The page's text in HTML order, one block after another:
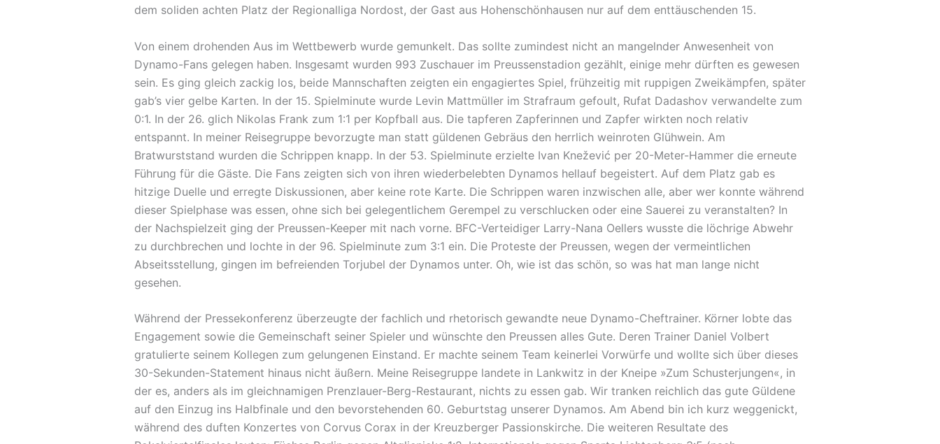
dem soliden achten Platz der Regionalliga Nordost, der Gast aus Hohenschönhausen nur auf dem enttäuschenden 15.
Von einem drohenden Aus im Wettbewerb wurde gemunkelt. Das sollte zumindest nicht an mangelnder Anwesenheit von
Dynamo-Fans gelegen haben. Insgesamt wurden 993 Zuschauer im Preussenstadion gezählt, einige mehr dürften es gewesen
sein. Es ging gleich zackig los, beide Mannschaften zeigten ein engagiertes Spiel, frühzeitig mit ruppigen Zweikämpfen, später
gab’s vier gelbe Karten. In der 15. Spielminute wurde Levin Mattmüller im Strafraum gefoult, Rufat Dadashov verwandelte zum
0:1. In der 26. glich Nikolas Frank zum 1:1 per Kopfball aus. Die tapferen Zapferinnen und Zapfer wirkten noch relativ
entspannt. In meiner Reisegruppe bevorzugte man statt güldenen Gebräus den herrlich weinroten Glühwein. Am
Bratwurststand wurden die Schrippen knapp. In der 53. Spielminute erzielte Ivan Knežević per 20-Meter-Hammer die erneute
Führung für die Gäste. Die Fans zeigten sich von ihren wiederbelebten Dynamos hellauf begeistert. Auf dem Platz gab es
hitzige Duelle und erregte Diskussionen, aber keine rote Karte. Die Schrippen waren inzwischen alle, aber wer konnte während
dieser Spielphase was essen, ohne sich bei gelegentlichem Gerempel zu verschlucken oder eine Sauerei zu veranstalten? In
der Nachspielzeit ging der Preussen-Keeper mit nach vorne. BFC-Verteidiger Larry-Nana Oellers wusste die löchrige Abwehr
zu durchbrechen und lochte in der 96. Spielminute zum 3:1 ein. Die Proteste der Preussen, wegen der vermeintlichen
Abseitsstellung, gingen im befreienden Torjubel der Dynamos unter. Oh, wie ist das schön, so was hat man lange nicht
gesehen.
Während der Pressekonferenz überzeugte der fachlich und rhetorisch gewandte neue Dynamo-Cheftrainer. Körner lobte das
Engagement sowie die Gemeinschaft seiner Spieler und wünschte den Preussen alles Gute. Deren Trainer Daniel Volbert
gratulierte seinem Kollegen zum gelungenen Einstand. Er machte seinem Team keinerlei Vorwürfe und wollte sich über dieses
30-Sekunden-Statement hinaus nicht äußern. Meine Reisegruppe landete in Lankwitz in der Kneipe »Zum Schusterjungen«, in
der es, anders als im gleichnamigen Prenzlauer-Berg-Restaurant, nichts zu essen gab. Wir tranken reichlich das gute Güldene
auf den Einzug ins Halbfinale und den bevorstehenden 60. Geburtstag unserer Dynamos. Am Abend bin ich kurz weggenickt,
während des duften Konzertes von Corvus Corax in der Kreuzberger Passionskirche. Die weiteren Resultate des